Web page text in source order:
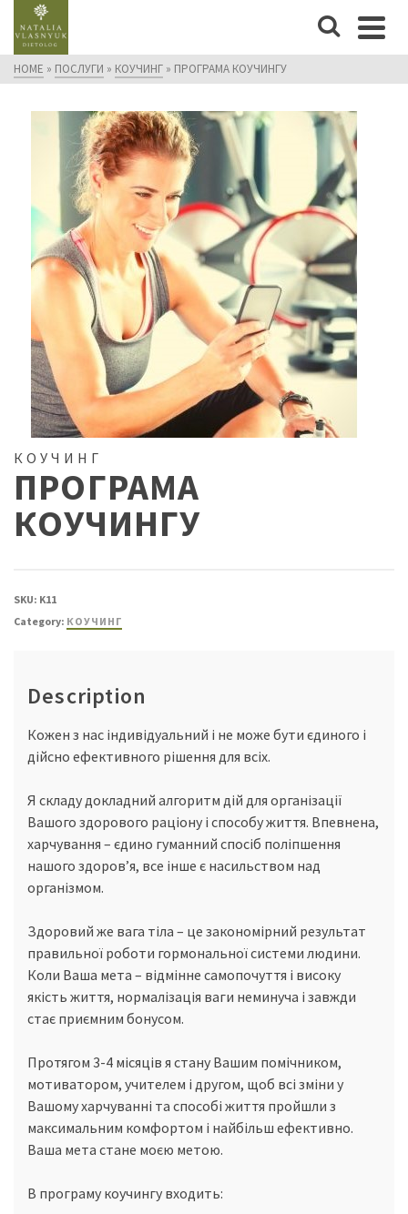
HOME » ПОСЛУГИ » КОУЧИНГ » ПРОГРАМА КОУЧИНГУ
КОУЧИНГ
ПРОГРАМА
КОУЧИНГУ
SKU: K11
Category: КОУЧИНГ
Description
Кожен з нас індивідуальний і не може бути єдиного і
дійсно ефективного рішення для всіх.
Я складу докладний алгоритм дій для організації
Вашого здорового раціону і способу життя. Впевнена,
харчування – єдино гуманний спосіб поліпшення
нашого здоров’я, все інше є насильством над
організмом.
Здоровий же вага тіла – це закономірний результат
правильної роботи гормональної системи людини.
Коли Ваша мета – відмінне самопочуття і високу
якість життя, нормалізація ваги неминуча і завжди
стає приємним бонусом.
Протягом 3-4 місяців я стану Вашим помічником,
мотиватором, учителем і другом, щоб всі зміни у
Вашому харчуванні та способі життя пройшли з
максимальним комфортом і найбільш ефективно.
Ваша мета стане моєю метою.
В програму коучингу входить: